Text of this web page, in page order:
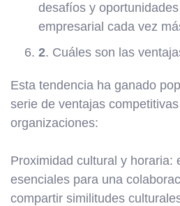
desafíos y
empresarial cada vez
2. Cuáles son las
Esta tendencia ha ganado
serie de ventajas
organizaciones:
Proximidad cultural y horaria:
esenciales para una
compartir similitudes